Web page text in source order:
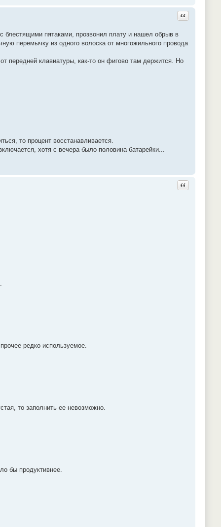
Ответить с
пятаками, прозвонил плату и нашел обрыв в
перемычку из одного волоска от многожильного провода
передней клавиатуры, как-то он фигово там держится. Но
то процент восстанавливается.
хотя с вечера было половина батарейки...
Ответить с
редко используемое.
то заполнить ее невозможно.
бы продуктивнее.